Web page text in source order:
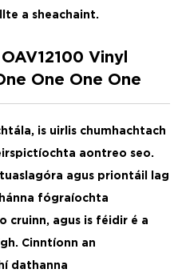
a sheachaint.
Vinyl
One One One
is uirlis chumhachtach
aontreo seo.
agus priontáil lag
fógraíochta
cruinn, agus is féidir é a
Cinntíonn an
dathanna